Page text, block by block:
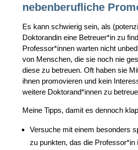
nebenberufliche
Es kann schwierig sein, als
Doktorandin eine Betreuer*in zu
Professor*innen warten nicht
von Menschen, die sie noch nie
diese zu betreuen. Oft haben sie
ihnen promovieren und kein
weitere Doktorand*innen zu
Meine Tipps, damit es dennoch
Versuche mit einem besonders
zu punkten, das die Professor*in